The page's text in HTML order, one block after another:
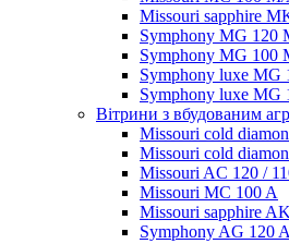
Missouri sapphire
Symphony MG 120
Symphony MG 100
Symphony luxe MG
Symphony luxe MG
Вітрини з вбудованим
Missouri cold
Missouri cold
Missouri AC 120 /
Missouri MC 100 A
Missouri sapphire
Symphony AG 120 A